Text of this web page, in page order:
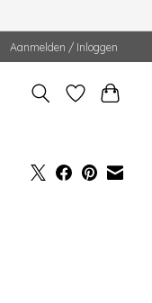
Aanmelden / Inloggen